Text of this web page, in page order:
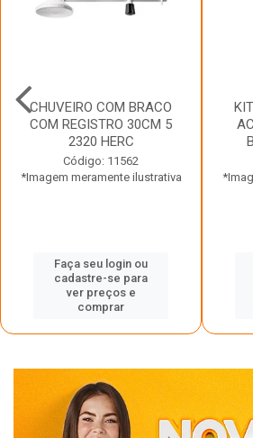
CHUVEIRO COM BRACO
COM REGISTRO 30CM 5
2320 HERC
Código: 11562
*Imagem meramente ilustrativa
Faça seu login ou
cadastre-se para
ver preços e
comprar